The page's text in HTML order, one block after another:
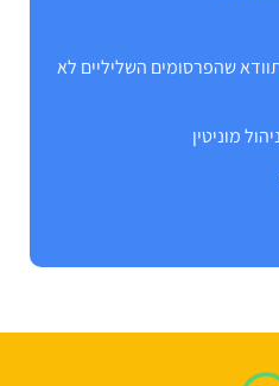
שהפרסומים השליליים לא
מוניטין